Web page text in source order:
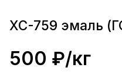
ХС-759 эмаль
500 ₽/кг